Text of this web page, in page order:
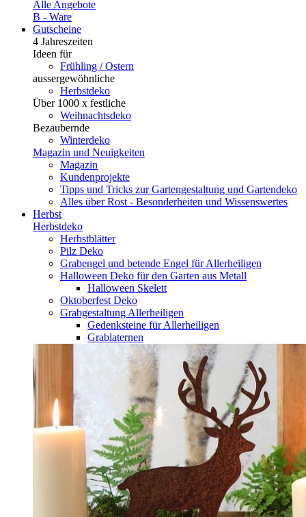
Alle Angebote
B - Ware
Gutscheine
4 Jahreszeiten
Ideen für
Frühling / Ostern
aussergewöhnliche
Herbstdeko
Über 1000 x festliche
Weihnachtsdeko
Bezaubernde
Winterdeko
Magazin und Neuigkeiten
Magazin
Kundenprojekte
Tipps und Tricks zur Gartengestaltung und Gartendeko
Alles über Rost - Besonderheiten und Wissenswertes
Herbst
Herbstdeko
Herbstblätter
Pilz Deko
Grabengel und betende Engel für Allerheiligen
Halloween Deko für den Garten aus Metall
Halloween Skelett
Oktoberfest Deko
Grabgestaltung Allerheiligen
Gedenksteine für Allerheiligen
Grablaternen